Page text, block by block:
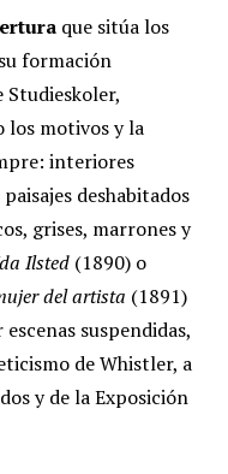
que sitúa los
formación
Studieskoler,
los motivos y la
interiores
deshabitados
grises, marrones y
Ilsted (1890) o
del artista (1891)
suspendidas,
de Whistler, a
y de la Exposición